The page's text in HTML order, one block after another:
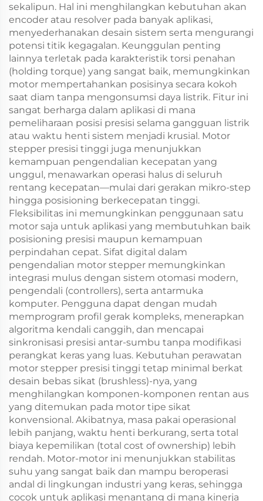
sekalipun. Hal ini menghilangkan kebutuhan akan
encoder atau resolver pada banyak aplikasi,
menyederhanakan desain sistem serta mengurangi
potensi titik kegagalan. Keunggulan penting
lainnya terletak pada karakteristik torsi penahan
(holding torque) yang sangat baik, memungkinkan
motor mempertahankan posisinya secara kokoh
saat diam tanpa mengonsumsi daya listrik. Fitur ini
sangat berharga dalam aplikasi di mana
pemeliharaan posisi presisi selama gangguan listrik
atau waktu henti sistem menjadi krusial. Motor
stepper presisi tinggi juga menunjukkan
kemampuan pengendalian kecepatan yang
unggul, menawarkan operasi halus di seluruh
rentang kecepatan—mulai dari gerakan mikro-step
hingga posisioning berkecepatan tinggi.
Fleksibilitas ini memungkinkan penggunaan satu
motor saja untuk aplikasi yang membutuhkan baik
posisioning presisi maupun kemampuan
perpindahan cepat. Sifat digital dalam
pengendalian motor stepper memungkinkan
integrasi mulus dengan sistem otomasi modern,
pengendali (controllers), serta antarmuka
komputer. Pengguna dapat dengan mudah
memprogram profil gerak kompleks, menerapkan
algoritma kendali canggih, dan mencapai
sinkronisasi presisi antar-sumbu tanpa modifikasi
perangkat keras yang luas. Kebutuhan perawatan
motor stepper presisi tinggi tetap minimal berkat
desain bebas sikat (brushless)-nya, yang
menghilangkan komponen-komponen rentan aus
yang ditemukan pada motor tipe sikat
konvensional. Akibatnya, masa pakai operasional
lebih panjang, waktu henti berkurang, serta total
biaya kepemilikan (total cost of ownership) lebih
rendah. Motor-motor ini menunjukkan stabilitas
suhu yang sangat baik dan mampu beroperasi
andal di lingkungan industri yang keras, sehingga
cocok untuk aplikasi menantang di mana kinerja